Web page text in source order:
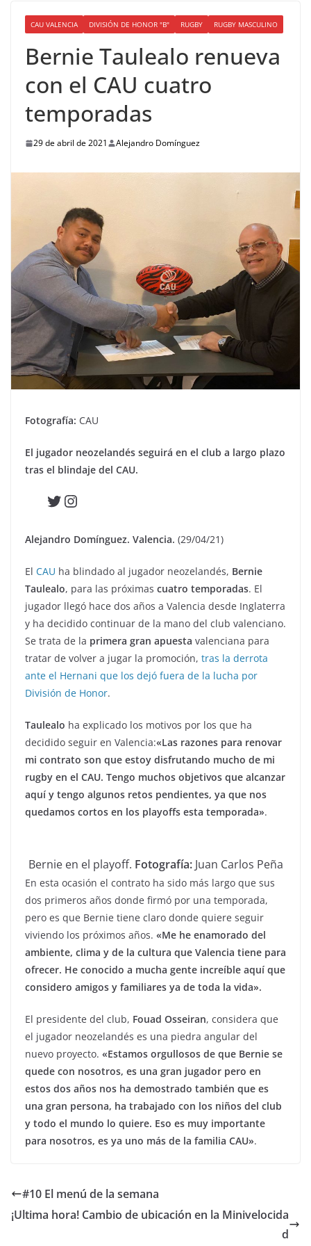
CAU VALENCIA DIVISIÓN DE HONOR "B" RUGBY RUGBY MASCULINO
Bernie Taulealo renueva
con el CAU cuatro
temporadas
29 de abril de 2021 Alejandro Domínguez
Fotografía: CAU
El jugador neozelandés seguirá en el club a largo plazo
tras el blindaje del CAU.
Twitter
Instagram
Alejandro Domínguez. Valencia. (29/04/21)
El CAU ha blindado al jugador neozelandés, Bernie
Taulealo, para las próximas cuatro temporadas. El
jugador llegó hace dos años a Valencia desde Inglaterra
y ha decidido continuar de la mano del club valenciano.
Se trata de la primera gran apuesta valenciana para
tratar de volver a jugar la promoción, tras la derrota
ante el Hernani que los dejó fuera de la lucha por
División de Honor.
Taulealo ha explicado los motivos por los que ha
decidido seguir en Valencia:«Las razones para renovar
mi contrato son que estoy disfrutando mucho de mi
rugby en el CAU. Tengo muchos objetivos que alcanzar
aquí y tengo algunos retos pendientes, ya que nos
quedamos cortos en los playoffs esta temporada».
Bernie en el playoff. Fotografía: Juan Carlos Peña
En esta ocasión el contrato ha sido más largo que sus
dos primeros años donde firmó por una temporada,
pero es que Bernie tiene claro donde quiere seguir
viviendo los próximos años. «Me he enamorado del
ambiente, clima y de la cultura que Valencia tiene para
ofrecer. He conocido a mucha gente increíble aquí que
considero amigos y familiares ya de toda la vida».
El presidente del club, Fouad Osseiran, considera que
el jugador neozelandés es una piedra angular del
nuevo proyecto. «Estamos orgullosos de que Bernie se
quede con nosotros, es una gran jugador pero en
estos dos años nos ha demostrado también que es
una gran persona, ha trabajado con los niños del club
y todo el mundo lo quiere. Eso es muy importante
para nosotros, es ya uno más de la familia CAU».
#10 El menú de la semana
¡Ultima hora! Cambio de ubicación en la Minivelocida
d